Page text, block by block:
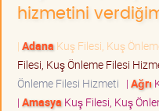
hizmetini
| Adana Kuş Filesi, Kuş
Filesi, Kuş Önleme Filesi
Önleme Filesi Hizmeti | Ağrı
| Amasya Kuş Filesi, Kuş